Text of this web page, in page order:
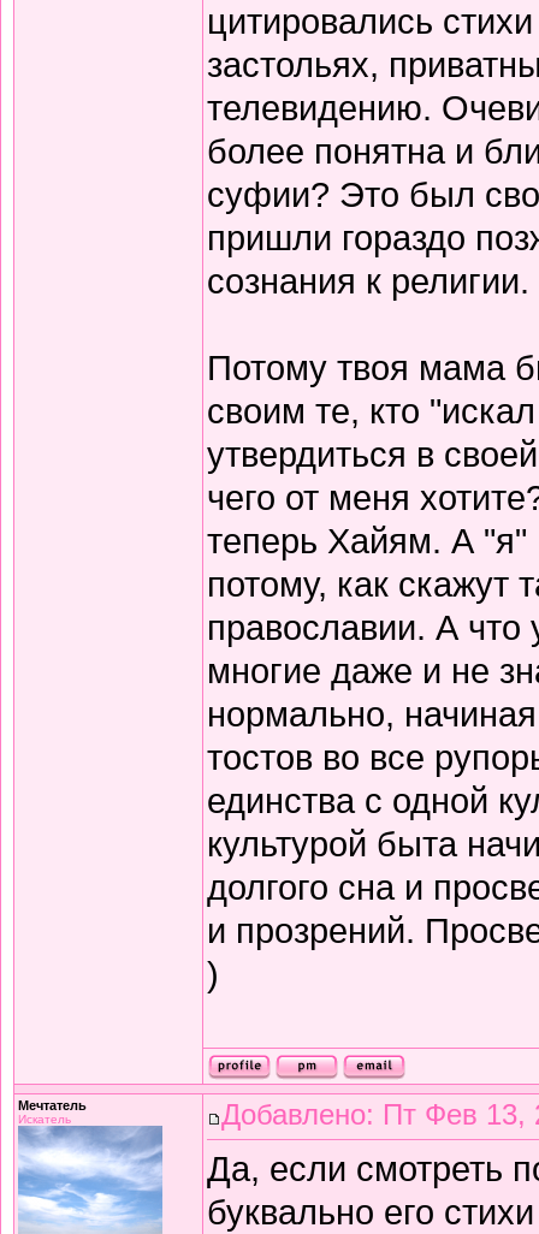
цитировались
застольях,
телевидению.
более понятна и
суфии? Это был
пришли гораздо
сознания к религии.
Потому твоя мама
своим те, кто
утвердиться в
чего от меня
теперь Хайям. А "я"
потому, как скажут
православии. А что
многие даже и не
нормально,
тостов во все
единства с одной
культурой быта
долгого сна и
и прозрений.
)
Мечтатель
Искатель Добавлено: Пт Фев 13,
Да, если смотреть
буквально его